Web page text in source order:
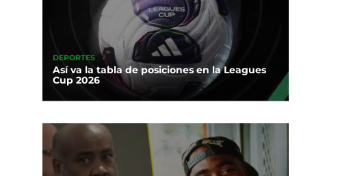
DEPORTES
Así va la tabla de posiciones en la Leagues
Cup 2026